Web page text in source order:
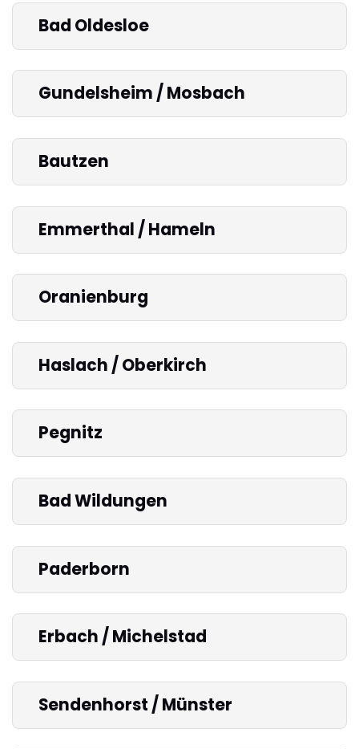
Bad Oldesloe
Gundelsheim / Mosbach
Bautzen
Emmerthal / Hameln
Oranienburg
Haslach / Oberkirch
Pegnitz
Bad Wildungen
Paderborn
Erbach / Michelstad
Sendenhorst / Münster